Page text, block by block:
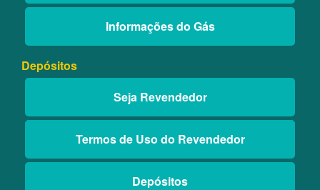
Informações do Gás
Depósitos
Seja Revendedor
Termos de Uso do Revendedor
Depósitos